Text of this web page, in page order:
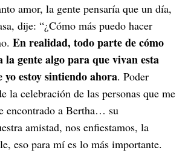
amor, la gente pensaría que un día,
dije: “¿Cómo más puedo hacer
En realidad, todo parte de cómo
la gente algo para que vivan esta
yo estoy sintiendo ahora. Poder
la celebración de las personas que me
encontrado a Bertha… su
amistad, nos enfiestamos, la
eso para mí es lo más importante.